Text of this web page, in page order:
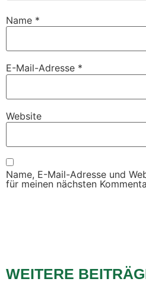
Name *
E-Mail-Adresse *
Website
Name, E-Mail-Adresse und
für meinen nächsten
WEITERE